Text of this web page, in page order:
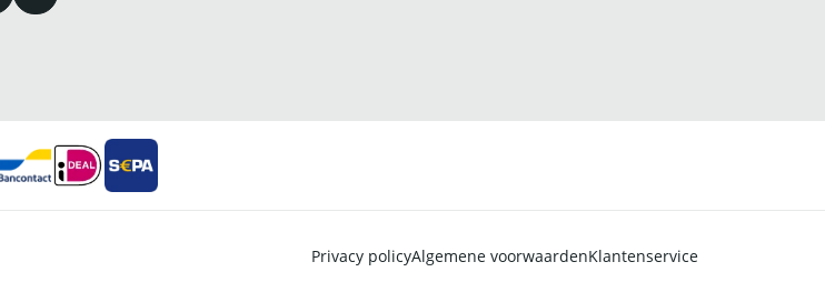
Privacy policyAlgemene voorwaardenKlantenservice